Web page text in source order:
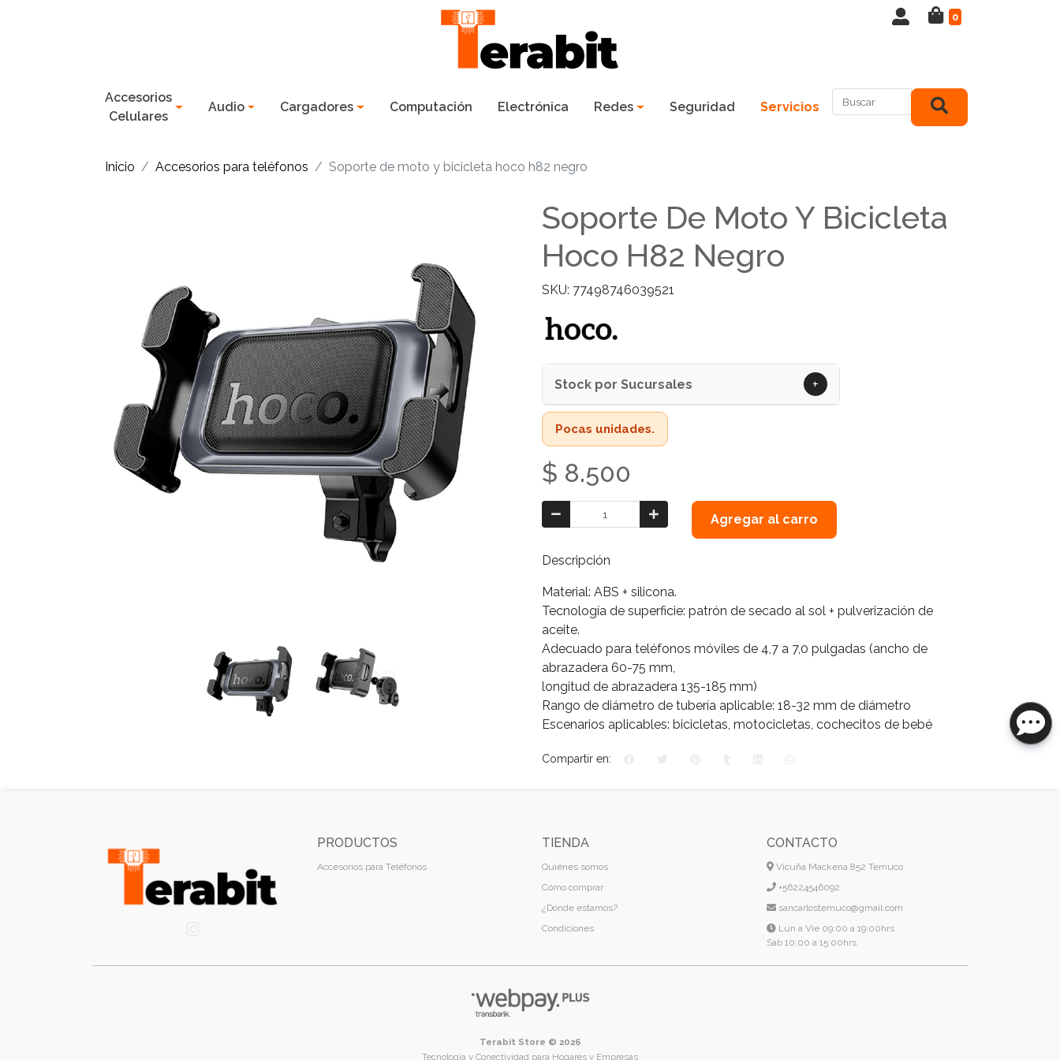
0
Accesorios
Celulares
Audio Cargadores Computación Electrónica Redes Seguridad Servicios
Inicio Accesorios para teléfonos Soporte de moto y bicicleta hoco h82 negro
Soporte De Moto Y Bicicleta
Hoco H82 Negro
SKU: 77498746039521
Stock por Sucursales +
Pocas unidades.
$ 8.500
Agregar al carro
Descripción
Material: ABS + silicona.
Tecnología de superficie: patrón de secado al sol + pulverización de
aceite.
Adecuado para teléfonos móviles de 4,7 a 7,0 pulgadas (ancho de
abrazadera 60-75 mm,
longitud de abrazadera 135-185 mm)
Rango de diámetro de tubería aplicable: 18-32 mm de diámetro
Escenarios aplicables: bicicletas, motocicletas, cochecitos de bebé
Compartir en:
PRODUCTOS
Accesorios para Teléfonos
TIENDA
Quiénes somos
Cómo comprar
¿Dónde estamos?
Condiciones
CONTACTO
Vicuña Mackena 852 Temuco
+56224546092
sancarlostemuco@gmail.com
Lun a Vie 09:00 a 19:00hrs
Sab 10:00 a 15:00hrs
Terabit Store © 2026
Tecnología y Conectividad para Hogares y Empresas